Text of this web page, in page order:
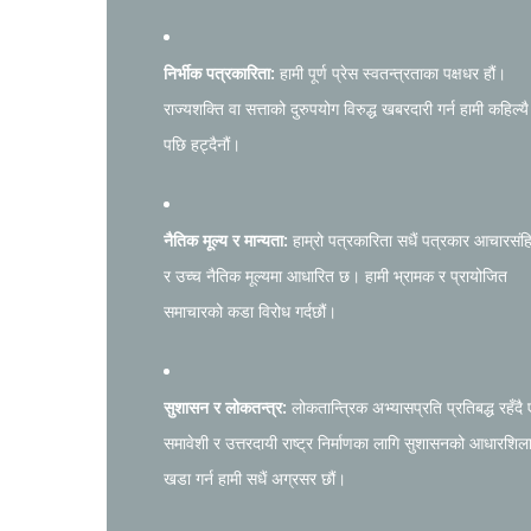
निर्भीक पत्रकारिता: हामी पूर्ण प्रेस स्वतन्त्रताका पक्षधर हौं।
राज्यशक्ति वा सत्ताको दुरुपयोग विरुद्ध खबरदारी गर्न हामी कहिल्यै
पछि हट्दैनौं।
नैतिक मूल्य र मान्यता: हाम्रो पत्रकारिता सधैं पत्रकार
र उच्च नैतिक मूल्यमा आधारित छ। हामी भ्रामक र प्रायोजित
समाचारको कडा विरोध गर्दछौं।
सुशासन र लोकतन्त्र: लोकतान्त्रिक अभ्यासप्रति प्रतिबद्ध रहँदै
समावेशी र उत्तरदायी राष्ट्र निर्माणका लागि सुशासनको आधारशिला
खडा गर्न हामी सधैं अग्रसर छौं।